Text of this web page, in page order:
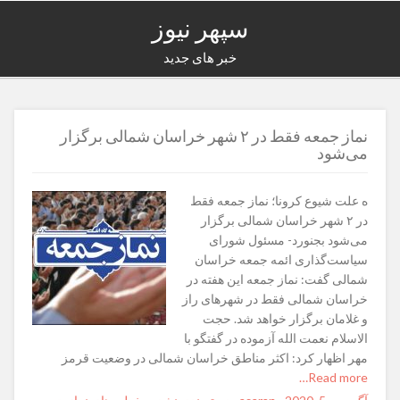
سپهر نیوز
خبر های جدید
نماز جمعه فقط در ۲ شهر خراسان شمالی برگزار
می‌شود
ه علت شیوع کرونا؛ نماز جمعه فقط
در ۲ شهر خراسان شمالی برگزار
می‌شود بجنورد- مسئول شورای
سیاست‌گذاری ائمه جمعه خراسان
شمالی گفت: نماز جمعه این هفته در
خراسان شمالی فقط در شهرهای راز
و غلامان برگزار خواهد شد. حجت
الاسلام نعمت الله آزموده در گفتگو با
مهر اظهار کرد: اکثر مناطق خراسان شمالی در وضعیت قرمز
Read more…